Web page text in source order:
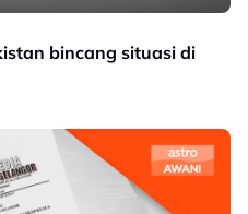
bincang situasi di